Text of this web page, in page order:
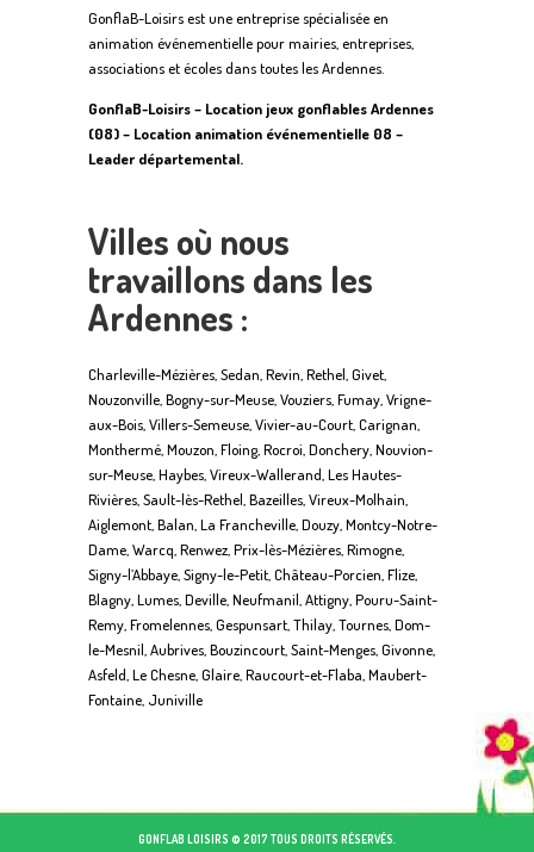
GonflaB-Loisirs est une entreprise spécialisée en
animation événementielle pour mairies, entreprises,
associations et écoles dans toutes les Ardennes.
GonflaB-Loisirs – Location jeux gonflables Ardennes
(08) – Location animation événementielle 08 –
Leader départemental.
Villes où nous
travaillons dans les
Ardennes :
Charleville-Mézières, Sedan, Revin, Rethel, Givet,
Nouzonville, Bogny-sur-Meuse, Vouziers, Fumay, Vrigne-
aux-Bois, Villers-Semeuse, Vivier-au-Court, Carignan,
Monthermé, Mouzon, Floing, Rocroi, Donchery, Nouvion-
sur-Meuse, Haybes, Vireux-Wallerand, Les Hautes-
Rivières, Sault-lès-Rethel, Bazeilles, Vireux-Molhain,
Aiglemont, Balan, La Francheville, Douzy, Montcy-Notre-
Dame, Warcq, Renwez, Prix-lès-Mézières, Rimogne,
Signy-l’Abbaye, Signy-le-Petit, Château-Porcien, Flize,
Blagny, Lumes, Deville, Neufmanil, Attigny, Pouru-Saint-
Remy, Fromelennes, Gespunsart, Thilay, Tournes, Dom-
le-Mesnil, Aubrives, Bouzincourt, Saint-Menges, Givonne,
Asfeld, Le Chesne, Glaire, Raucourt-et-Flaba, Maubert-
Fontaine, Juniville
GONFLAB LOISIRS © 2017 TOUS DROITS RÉSERVÉS.